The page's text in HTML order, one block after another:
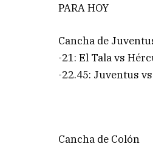
PARA HOY
Cancha de
-21: El Tala vs
-22.45: Juventus
Cancha de Colón